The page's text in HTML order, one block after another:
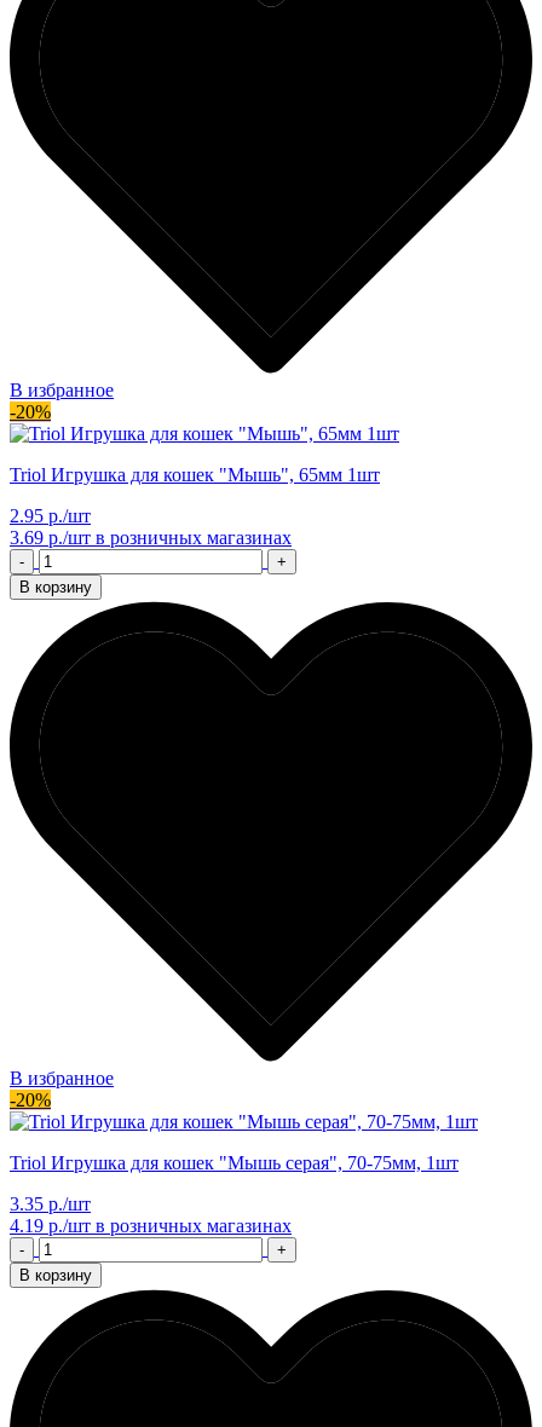
В избранное
-20%
Triol Игрушка для кошек "Мышь", 65мм 1шт
2.95 р./шт
3.69 р./шт в розничных магазинах
-
+
В корзину
В избранное
-20%
Triol Игрушка для кошек "Мышь серая", 70-75мм, 1шт
3.35 р./шт
4.19 р./шт в розничных магазинах
-
+
В корзину